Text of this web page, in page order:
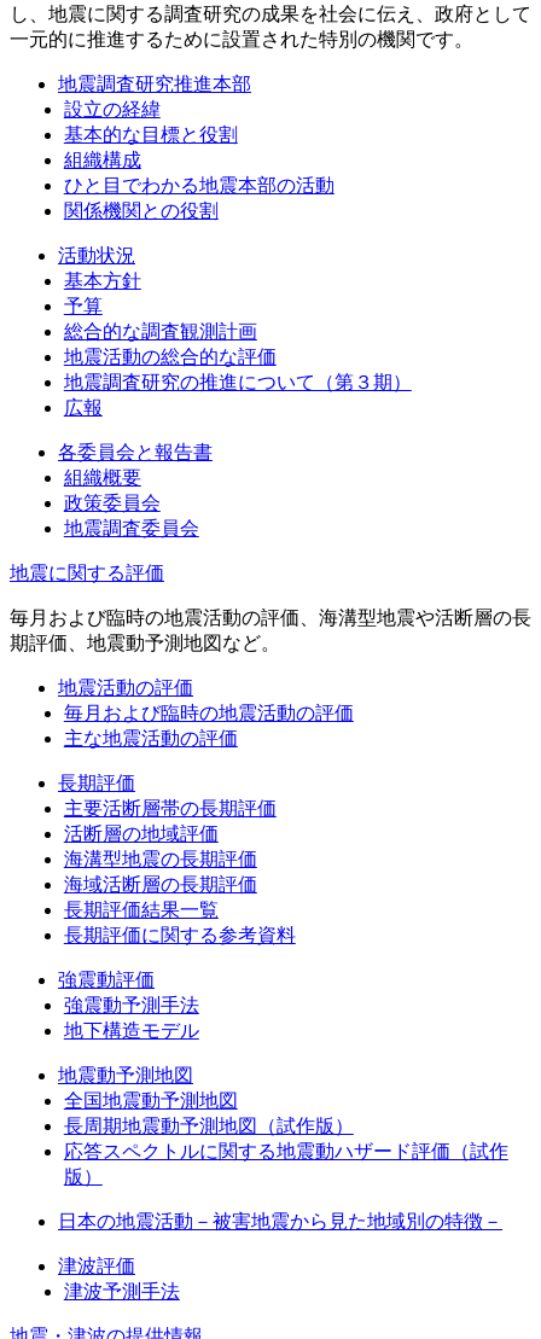
し、地震に関する調査研究の成果を社会に伝え、政府として
一元的に推進するために設置された特別の機関です。
地震調査研究推進本部
設立の経緯
基本的な目標と役割
組織構成
ひと目でわかる地震本部の活動
関係機関との役割
活動状況
基本方針
予算
総合的な調査観測計画
地震活動の総合的な評価
地震調査研究の推進について（第３期）
広報
各委員会と報告書
組織概要
政策委員会
地震調査委員会
地震に関する評価
毎月および臨時の地震活動の評価、海溝型地震や活断層の長
期評価、地震動予測地図など。
地震活動の評価
毎月および臨時の地震活動の評価
主な地震活動の評価
長期評価
主要活断層帯の長期評価
活断層の地域評価
海溝型地震の長期評価
海域活断層の長期評価
長期評価結果一覧
長期評価に関する参考資料
強震動評価
強震動予測手法
地下構造モデル
地震動予測地図
全国地震動予測地図
長周期地震動予測地図（試作版）
応答スペクトルに関する地震動ハザード評価（試作
版）
日本の地震活動－被害地震から見た地域別の特徴－
津波評価
津波予測手法